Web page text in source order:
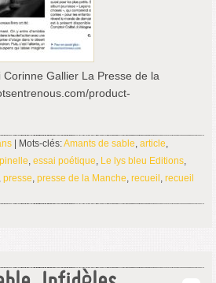
Gallier La Presse de la
product-
| Mots-clés:Amants de sable, article,
, essai poétique, Le lys bleu Editions,
, presse, presse de la Manche, recueil , recueil